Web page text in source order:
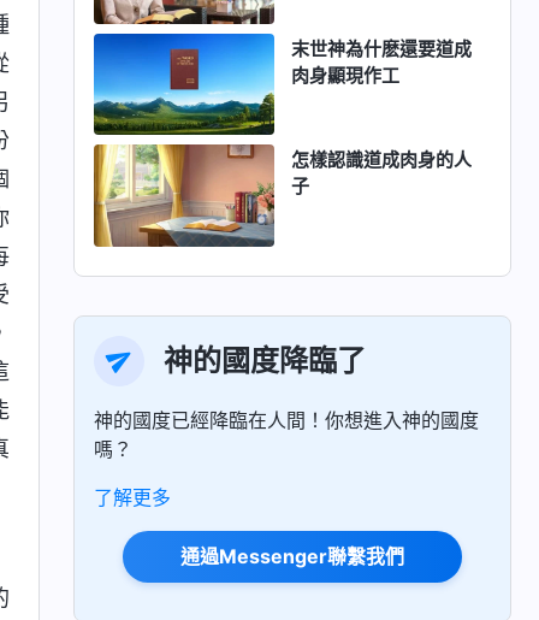
末世神為什麽還要道成
肉身顯現作工
怎樣認識道成肉身的人
子
神的國度降臨了
神的國度已經降臨在人間！你想進入神的國度
嗎？
了解更多
通過Messenger聯繫我們